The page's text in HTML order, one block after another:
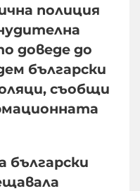
полиция
доведе до
български
съобщи
български